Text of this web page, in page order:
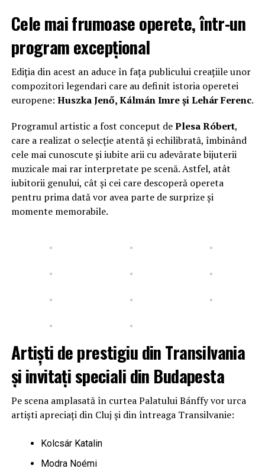
Cele mai frumoase operete, într-un
program excepțional
Ediția din acest an aduce în fața publicului creațiile unor
compozitori legendari care au definit istoria operetei
europene: Huszka Jenő, Kálmán Imre și Lehár Ferenc.
Programul artistic a fost conceput dePlesa Róbert,
care a realizat o selecție atentă și echilibrată, îmbinând
cele mai cunoscute și iubite arii cu adevărate bijuterii
muzicale mai rar interpretate pe scenă. Astfel, atât
iubitorii genului, cât și cei care descoperă opereta
pentru prima dată vor avea parte de surprize și
momente memorabile.
Artiști de prestigiu din Transilvania
și invitați speciali din Budapesta
Pe scena amplasată în curtea Palatului Bánffy vor urca
artiști apreciați din Cluj și din întreaga Transilvanie:
Kolcsár Katalin
Modra Noémi